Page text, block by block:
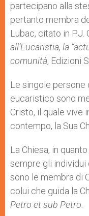
partecipano alla
pertanto membra
Lubac, citato in P.J.
all’Eucaristia, la
comunità, Edizioni
Le singole
eucaristico sono
Cristo, il quale vive
contempo, la Sua
La Chiesa, in
sempre gli individui
sono le membra di
colui che guida la
Petro et sub Petro.